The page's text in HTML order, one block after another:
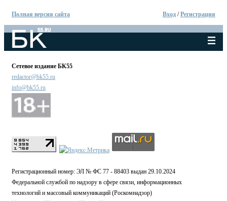
Полная версия сайта Вход /Регистрация
Сетевое издание БК55
redactor@bk55.ru
info@bk55.ru
Регистрационный номер: ЭЛ № ФС 77 - 88403 выдан 29.10.2024
Федеральной службой по надзору в сфере связи, информационных
технологий и массовый коммуникаций (Роскомнадзор)